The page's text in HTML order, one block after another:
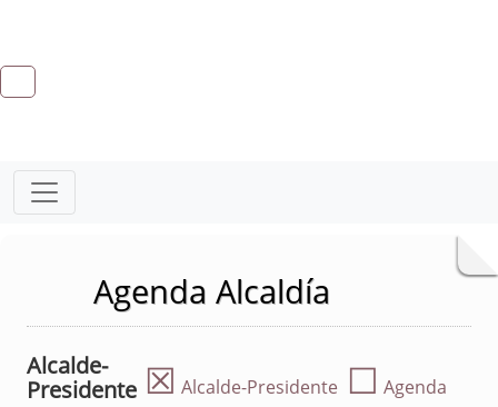
Agenda Alcaldía
Alcalde-
Presidente ☒ Alcalde-Presidente ☐ Agenda